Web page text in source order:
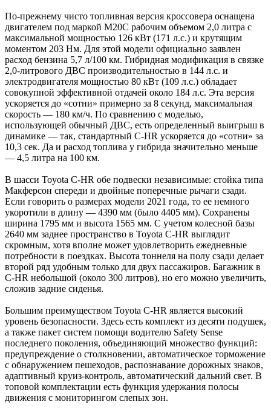
По-прежнему чисто топливная версия кроссовера оснащена
двигателем под маркой M20C рабочим объемом 2,0 литра с
максимальной мощностью 126 кВт (171 л.с.) и крутящим
моментом 203 Нм. Для этой модели официально заявлен
расход бензина 5,7 л/100 км. Гибридная модификация в связке
2,0-литрового ДВС производительностью в 144 л.с. и
электродвигателя мощностью 80 кВт (109 л.с.) обладает
совокупной эффективной отдачей около 184 л.с. Эта версия
ускоряется до «сотни» примерно за 8 секунд, максимальная
скорость — 180 км/ч. По сравнению с моделью,
использующей обычный ДВС, есть определенный выигрыш в
динамике — так, стандартный C-HR ускоряется до «сотни» за
10,3 сек. Да и расход топлива у гибрида значительно меньше
— 4,5 литра на 100 км.
В шасси Toyota C-HR обе подвески независимые: стойка типа
Макферсон спереди и двойные поперечные рычаги сзади.
Если говорить о размерах модели 2021 года, то ее немного
укоротили в длину — 4390 мм (было 4405 мм). Сохранены
ширина 1795 мм и высота 1565 мм. С учетом колесной базы
2640 мм заднее пространство в Toyota С-HR выглядит
скромным, хотя вполне может удовлетворить ежедневные
потребности в поездках. Высота тоннеля на полу сзади делает
второй ряд удобным только для двух пассажиров. Багажник в
С-HR небольшой (около 300 литров), но его можно увеличить,
сложив задние сиденья.
Большим преимуществом Toyota С-HR является высокий
уровень безопасности. Здесь есть комплект из десяти подушек,
а также пакет систем помощи водителю Safety Sense
последнего поколения, объединяющий множество функций:
предупреждение о столкновении, автоматическое торможение
с обнаружением пешеходов, распознавание дорожных знаков,
адаптивный круиз-контроль, автоматический дальний свет. В
топовой комплектации есть функция удержания полосы
движения с мониторингом слепых зон.